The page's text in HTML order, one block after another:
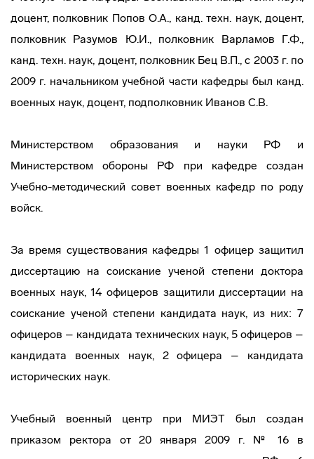
доцент, полковник Попов О.А., канд. техн. наук, доцент,
полковник Разумов Ю.И., полковник Варламов Г.Ф.,
канд. техн. наук, доцент, полковник Бец В.П., с 2003 г. по
2009 г. начальником учебной части кафедры был канд.
военных наук, доцент, подполковник Иванов С.В.
Министерством образования и науки РФ и
Министерством обороны РФ при кафедре создан
Учебно-методический совет военных кафедр по роду
войск.
За время существования кафедры 1 офицер защитил
диссертацию на соискание ученой степени доктора
военных наук, 14 офицеров защитили диссертации на
соискание ученой степени кандидата наук, из них: 7
офицеров – кандидата технических наук, 5 офицеров –
кандидата военных наук, 2 офицера – кандидата
исторических наук.
Учебный военный центр при МИЭТ был создан
приказом ректора от 20 января 2009 г. № 16 в